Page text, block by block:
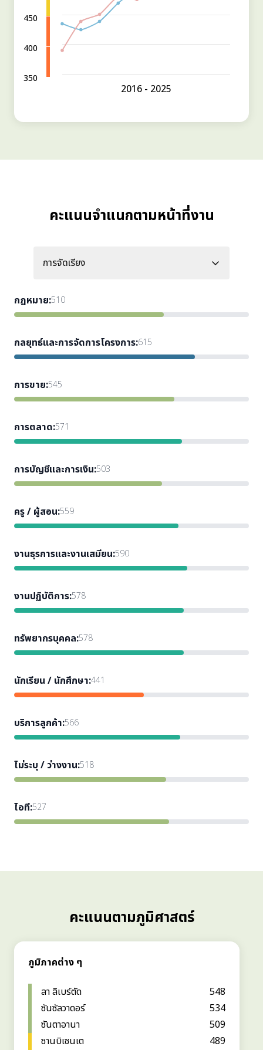
450
400
350
2016 - 2025
คะแนนจำแนกตามหน้าที่งาน
การจัดเรียง
กฎหมาย:510
กลยุทธ์และการจัดการโครงการ:615
การขาย:545
การตลาด:571
การบัญชีและการเงิน:503
ครู / ผู้สอน:559
งานธุรการและงานเสมียน:590
งานปฏิบัติการ:578
ทรัพยากรบุคคล:578
นักเรียน / นักศึกษา:441
บริการลูกค้า:566
ไม่ระบุ / ว่างงาน:518
ไอที:527
คะแนนตามภูมิศาสตร์
ภูมิภาคต่าง ๆ
ลา ลิเบร์ตัด
548
ซันซัลวาดอร์
534
ซันตาอานา
509
ซานบิเซนเต
489